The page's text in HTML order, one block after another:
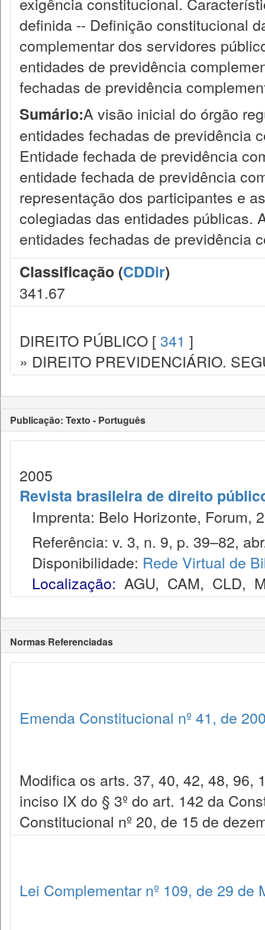
definida -- Definição constitucional
complementar dos servidores
entidades de previdência
fechadas de previdência
Sumário:A visão inicial do órgão
entidades fechadas de previdência
Entidade fechada de previdência
entidade fechada de previdência
representação dos participantes e
colegiadas das entidades públicas.
entidades fechadas de previdência
Classificação (CDDir)
341.67
DIREITO PÚBLICO [ 341 ]
» DIREITO PREVIDENCIÁRIO.
Publicação: Texto - Português
2005
Revista brasileira de direito
Imprenta: Belo Horizonte, Forum,
Referência: v. 3, n. 9, p. 39–82,
Disponibilidade: Rede Virtual de
Localização: AGU, CAM, CLD,
Normas Referenciadas
Emenda Constitucional nº 41, de
Modifica os arts. 37, 40, 42, 48, 96,
inciso IX do § 3º do art. 142 da
Constitucional nº 20, de 15 de
Lei Complementar nº 109, de 29 de